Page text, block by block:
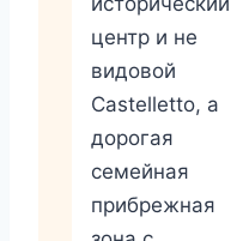
центр и не
видовой
Castelletto, а
дорогая
семейная
прибрежная